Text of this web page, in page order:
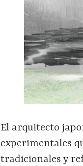
El arquitecto
experimentales
tradicionales y